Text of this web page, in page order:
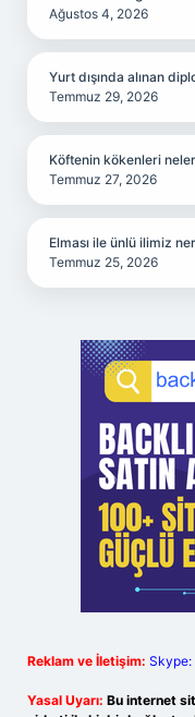
Ağustos 4, 2026
Yurt dışında alınan
Temmuz 29, 2026
Köftenin kökenleri
Temmuz 27, 2026
Elması ile ünlü ilimiz
Temmuz 25, 2026
Reklam ve İletişim:
Yasal Uyarı: Bu internet